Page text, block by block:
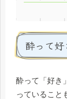
酔って
酔って「好き
っていること